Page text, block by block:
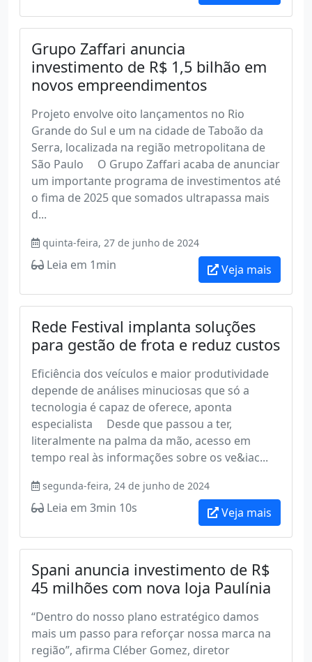
Grupo Zaffari anuncia
investimento de R$ 1,5 bilhão em
novos empreendimentos
Projeto envolve oito lançamentos no Rio
Grande do Sul e um na cidade de Taboão da
Serra, localizada na região metropolitana de
São Paulo O Grupo Zaffari acaba de anunciar
um importante programa de investimentos até
o fima de 2025 que somados ultrapassa mais
d...
quinta-feira, 27 de junho de 2024
Leia em 1min Veja mais
Rede Festival implanta soluções
para gestão de frota e reduz custos
Eficiência dos veículos e maior produtividade
depende de análises minuciosas que só a
tecnologia é capaz de oferece, aponta
especialista Desde que passou a ter,
literalmente na palma da mão, acesso em
tempo real às informações sobre os ve&iac...
segunda-feira, 24 de junho de 2024
Leia em 3min 10s Veja mais
Spani anuncia investimento de R$
45 milhões com nova loja Paulínia
“Dentro do nosso plano estratégico damos
mais um passo para reforçar nossa marca na
região”, afirma Cléber Gomez, diretor